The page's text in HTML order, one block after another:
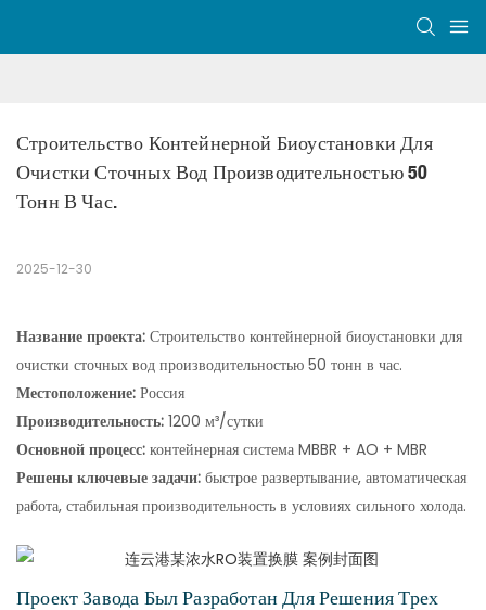
Строительство Контейнерной Биоустановки Для
Очистки Сточных Вод Производительностью 50
Тонн В Час.
2025-12-30
Название проекта: Строительство контейнерной биоустановки для
очистки сточных вод производительностью 50 тонн в час.
Местоположение: Россия
Производительность: 1200 м³/сутки
Основной процесс: контейнерная система MBBR + AO + MBR
Решены ключевые задачи: быстрое развертывание, автоматическая
работа, стабильная производительность в условиях сильного холода.
Проект Завода Был Разработан Для Решения Трех